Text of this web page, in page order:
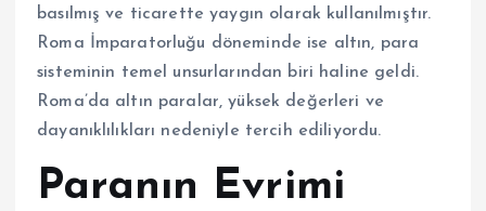
basılmış ve ticarette yaygın olarak kullanılmıştır.
Roma İmparatorluğu döneminde ise altın, para
sisteminin temel unsurlarından biri haline geldi.
Roma’da altın paralar, yüksek değerleri ve
dayanıklılıkları nedeniyle tercih ediliyordu.
Paranın Evrimi